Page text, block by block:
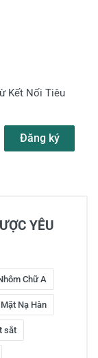
Kết Nối Tiêu
Đăng ký
YÊU
Chữ A
Mặt Nạ Hàn
sắt